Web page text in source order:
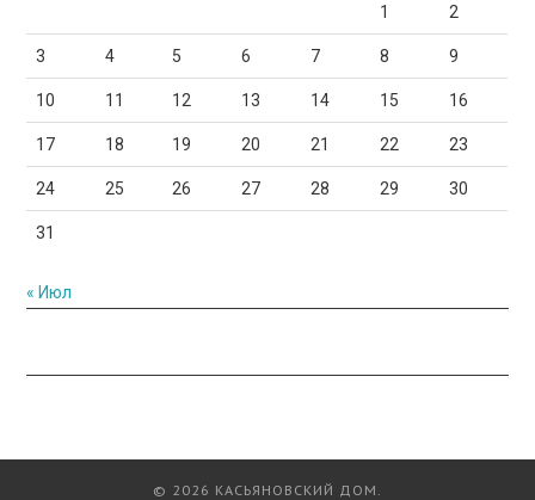
1 2
3 4 5 6 7 8 9
10 11 12 13 14 15 16
17 18 19 20 21 22 23
24 25 26 27 28 29 30
31
« Июл
© 2026 КАСЬЯНОВСКИЙ ДОМ.